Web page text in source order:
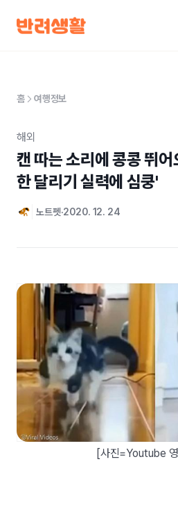
홈 여행정보
해외
캔 따는 소리에 콩콩 뛰
한 달리기 실력에 심쿵'
노트펫 2020. 12. 24
[사진=Youtube